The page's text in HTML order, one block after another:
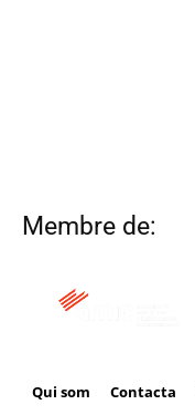
Membre de:
Qui som Contacta